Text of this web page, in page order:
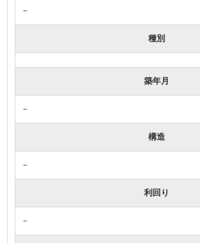
－
種別
築年月
－
構造
－
利回り
－